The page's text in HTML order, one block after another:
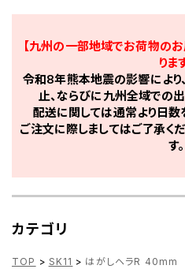
【九州の一部地域でお荷物の
りま
令和8年熊本地震の影響によ
止、ならびに九州全域での
配送に関しては通常より日数
ご注文に際しましてはご了承く
す。
カテゴリ
TOP > SK11 > はがしヘラR 40mm